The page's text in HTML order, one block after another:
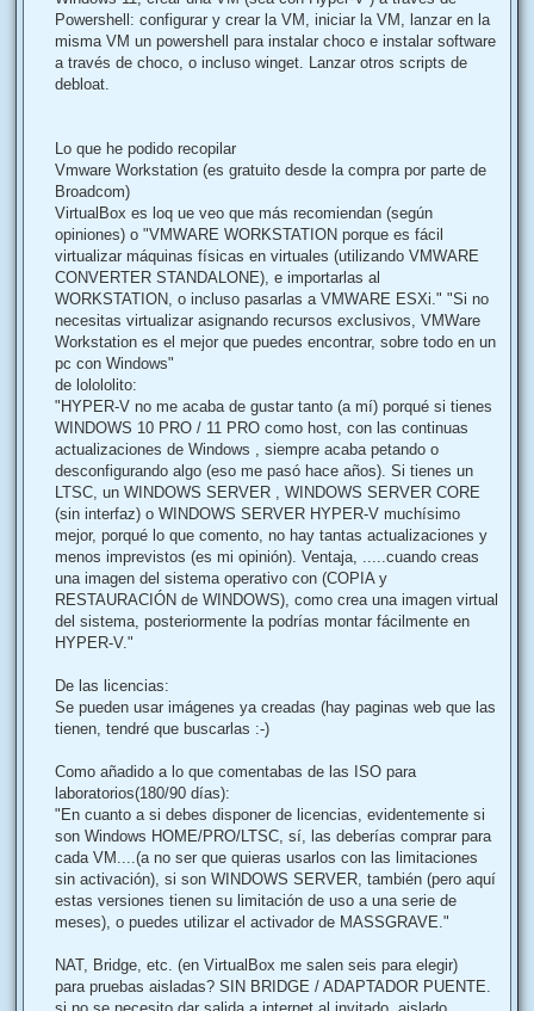
Powershell: configurar y crear la VM, iniciar la VM, lanzar en la
misma VM un powershell para instalar choco e instalar software
a través de choco, o incluso winget. Lanzar otros scripts de
debloat.
Lo que he podido recopilar
Vmware Workstation (es gratuito desde la compra por parte de
Broadcom)
VirtualBox es loq ue veo que más recomiendan (según
opiniones) o "VMWARE WORKSTATION porque es fácil
virtualizar máquinas físicas en virtuales (utilizando VMWARE
CONVERTER STANDALONE), e importarlas al
WORKSTATION, o incluso pasarlas a VMWARE ESXi." "Si no
necesitas virtualizar asignando recursos exclusivos, VMWare
Workstation es el mejor que puedes encontrar, sobre todo en un
pc con Windows"
de lolololito:
"HYPER-V no me acaba de gustar tanto (a mí) porqué si tienes
WINDOWS 10 PRO / 11 PRO como host, con las continuas
actualizaciones de Windows , siempre acaba petando o
desconfigurando algo (eso me pasó hace años). Si tienes un
LTSC, un WINDOWS SERVER , WINDOWS SERVER CORE
(sin interfaz) o WINDOWS SERVER HYPER-V muchísimo
mejor, porqué lo que comento, no hay tantas actualizaciones y
menos imprevistos (es mi opinión). Ventaja, .....cuando creas
una imagen del sistema operativo con (COPIA y
RESTAURACIÓN de WINDOWS), como crea una imagen virtual
del sistema, posteriormente la podrías montar fácilmente en
HYPER-V."
De las licencias:
Se pueden usar imágenes ya creadas (hay paginas web que las
tienen, tendré que buscarlas :-)
Como añadido a lo que comentabas de las ISO para
laboratorios(180/90 días):
"En cuanto a si debes disponer de licencias, evidentemente si
son Windows HOME/PRO/LTSC, sí, las deberías comprar para
cada VM....(a no ser que quieras usarlos con las limitaciones
sin activación), si son WINDOWS SERVER, también (pero aquí
estas versiones tienen su limitación de uso a una serie de
meses), o puedes utilizar el activador de MASSGRAVE."
NAT, Bridge, etc. (en VirtualBox me salen seis para elegir)
para pruebas aisladas? SIN BRIDGE / ADAPTADOR PUENTE.